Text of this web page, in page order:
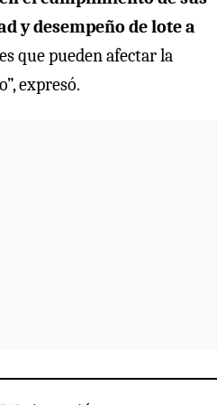
y desempeño de lote a
que pueden afectar la
expresó.